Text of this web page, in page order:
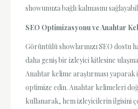
showunuza bağlı kalmasını
SEO Optimizasyonu ve Anahtar
Görüntülü showlarınızı SEO dostu
daha geniş bir izleyici kitlesine
Anahtar kelime araştırması yaparak
optimize edin. Anahtar kelimeleri
kullanarak, hem izleyicilerin ilgisini